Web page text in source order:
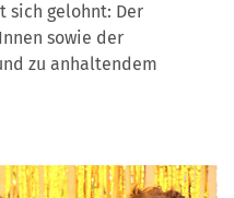
sich gelohnt: Der
sowie der
zu anhaltendem